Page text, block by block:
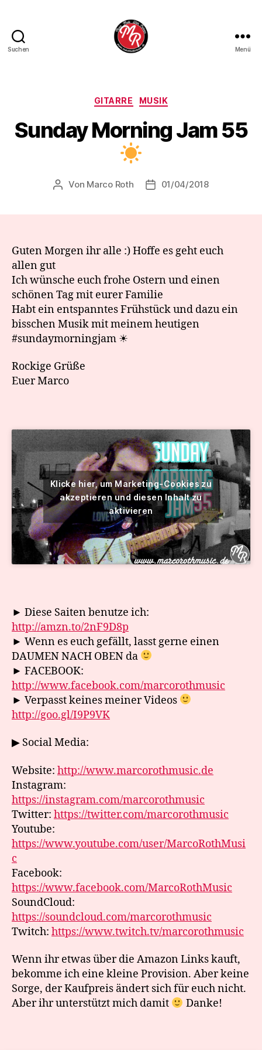
Suchen Menü
Kategorien
GITARRE MUSIK
Sunday Morning Jam 55
Beitragsautor
Von Marco Roth Veröffentlichungsdatum
01/04/2018
Guten Morgen ihr alle ‍:) Hoffe es geht euch
allen gut
Ich wünsche euch frohe Ostern und einen
schönen Tag mit eurer Familie
Habt ein entspanntes Frühstück und dazu ein
bisschen Musik mit meinem heutigen
#sundaymorningjam ☀
Rockige Grüße
Euer Marco
Klicke hier, um Marketing-Cookies zu
akzeptieren und diesen Inhalt zu
aktivieren
► Diese Saiten benutze ich:
http://amzn.to/2nF9D8p
► Wenn es euch gefällt, lasst gerne einen
DAUMEN NACH OBEN da
► FACEBOOK:
http://www.facebook.com/marcorothmusic
► Verpasst keines meiner Videos
http://goo.gl/I9P9VK
▶ Social Media:
Website: http://www.marcorothmusic.de
Instagram:
https://instagram.com/marcorothmusic
Twitter: https://twitter.com/marcorothmusic
Youtube:
https://www.youtube.com/user/MarcoRothMusi
c
Facebook:
https://www.facebook.com/MarcoRothMusic
SoundCloud:
https://soundcloud.com/marcorothmusic
Twitch: https://www.twitch.tv/marcorothmusic
Wenn ihr etwas über die Amazon Links kauft,
bekomme ich eine kleine Provision. Aber keine
Sorge, der Kaufpreis ändert sich für euch nicht.
Aber ihr unterstützt mich damit
Danke!